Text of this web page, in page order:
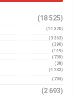
(18 525)
(14 320)
(3 363)
(390)
(149)
(739)
(38)
(4 233)
(794)
(2 693)